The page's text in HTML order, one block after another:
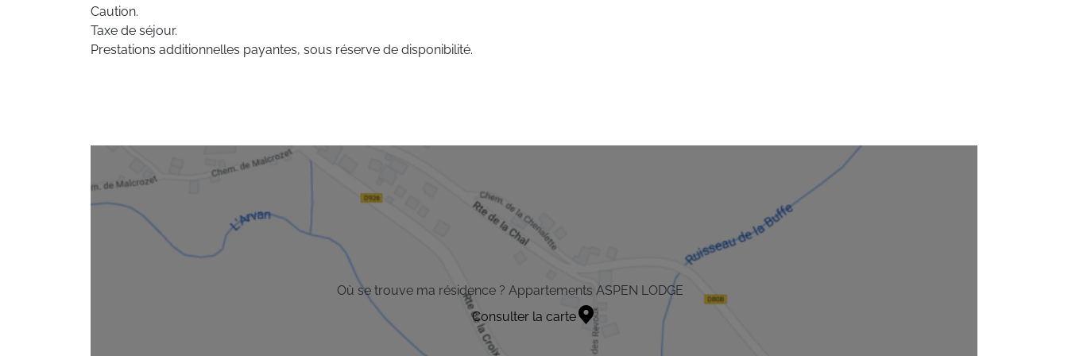
Caution.
Taxe de séjour.
Prestations additionnelles payantes, sous réserve de disponibilité.
Où se trouve ma résidence ? Appartements ASPEN LODGE
Consulter la carte